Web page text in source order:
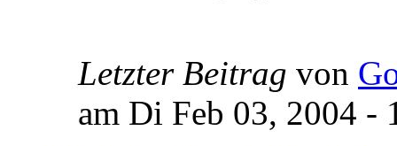
Letzter Beitrag von
am Di Feb 03, 2004 -